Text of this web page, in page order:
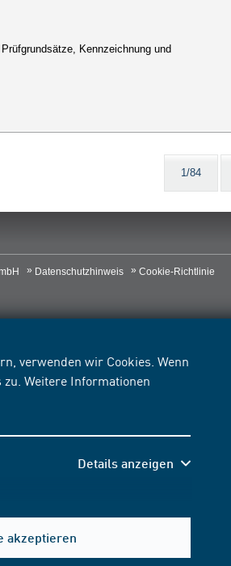
verwenden wir Cookies. Wenn
Weitere Informationen
Details anzeigen
akzeptieren
Kennzeichnung und
1/84
Datenschutzhinweis
Cookie-Richtlinie